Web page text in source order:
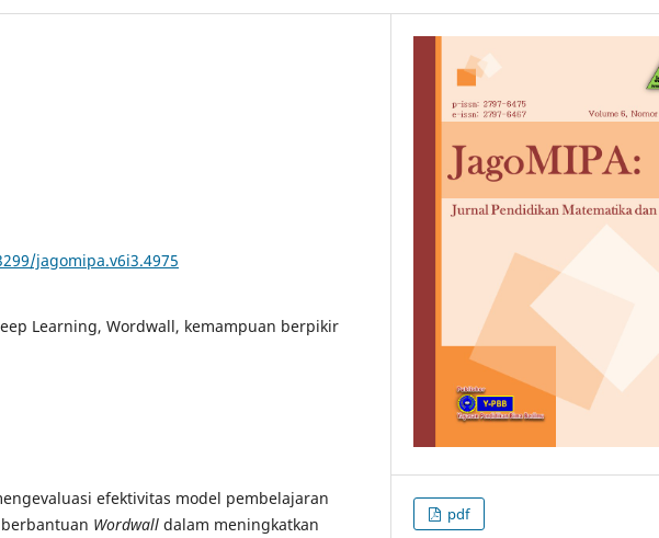
jagomipa.v6i3.4975
Learning, Wordwall, kemampuan berpikir
efektivitas model pembelajaran
berbantuan Wordwall dalam meningkatkan
pdf